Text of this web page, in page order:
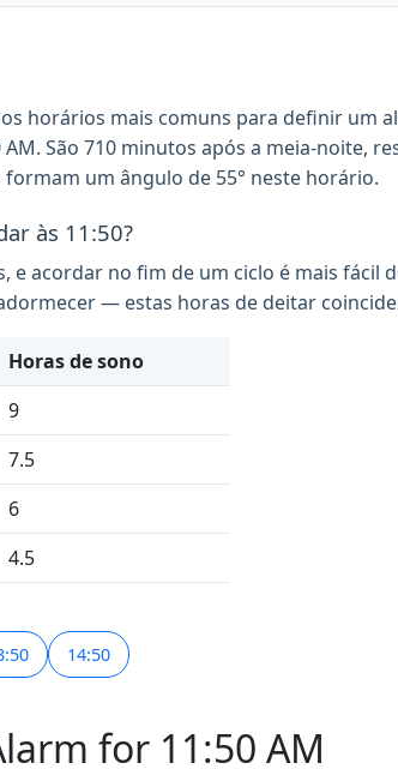
horários mais comuns para definir um
São 710 minutos após a meia-noite,
um ângulo de 55° neste horário.
às 11:50?
e acordar no fim de um ciclo é mais fácil
— estas horas de deitar
Horas de sono
9
7.5
6
4.5
14:50
for 11:50 AM